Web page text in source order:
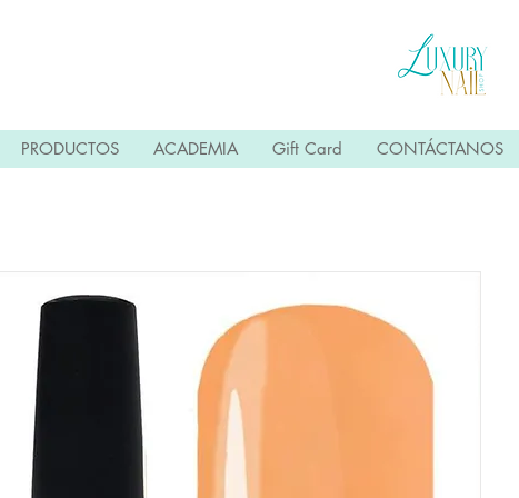
PRODUCTOS ACADEMIA Gift Card CONTÁCTANOS